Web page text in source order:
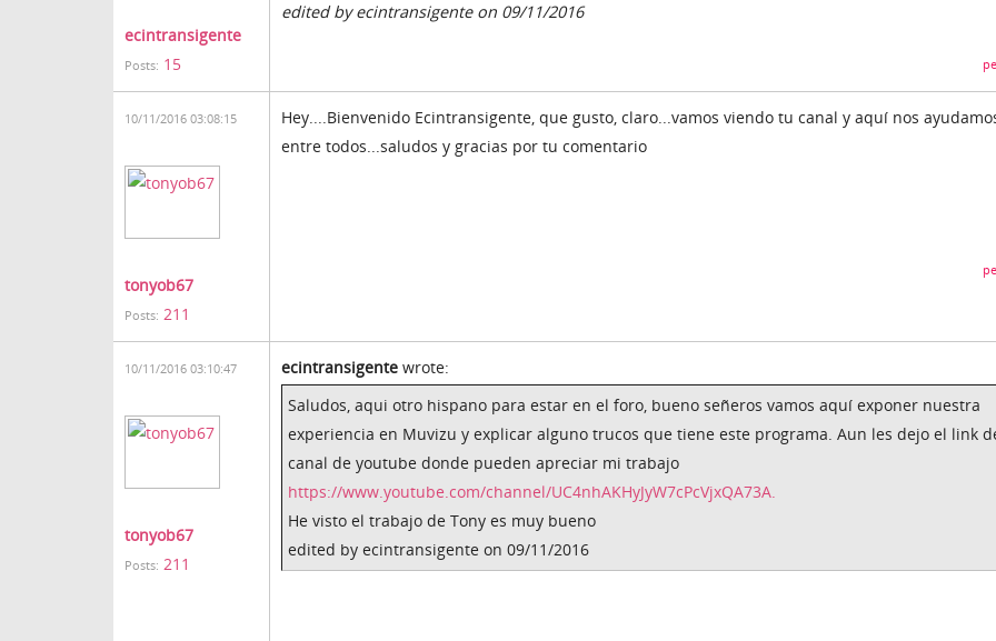
ecintransigente
Posts: 15
edited by ecintransigente on 09/11/2016
10/11/2016 03:08:15
tonyob67
Posts: 211
Hey....Bienvenido Ecintransigente, que gusto, claro...vamos viendo tu canal y aquí nos
entre todos...saludos y gracias por tu comentario
10/11/2016 03:10:47
tonyob67
Posts: 211
ecintransigente wrote:
Saludos, aqui otro hispano para estar en el foro, bueno señeros vamos aquí exponer nuestra
experiencia en Muvizu y explicar alguno trucos que tiene este programa. Aun les dejo el link
canal de youtube donde pueden apreciar mi trabajo
https://www.youtube.com/channel/UC4nhAKHyJyW7cPcVjxQA73A.
He visto el trabajo de Tony es muy bueno
edited by ecintransigente on 09/11/2016